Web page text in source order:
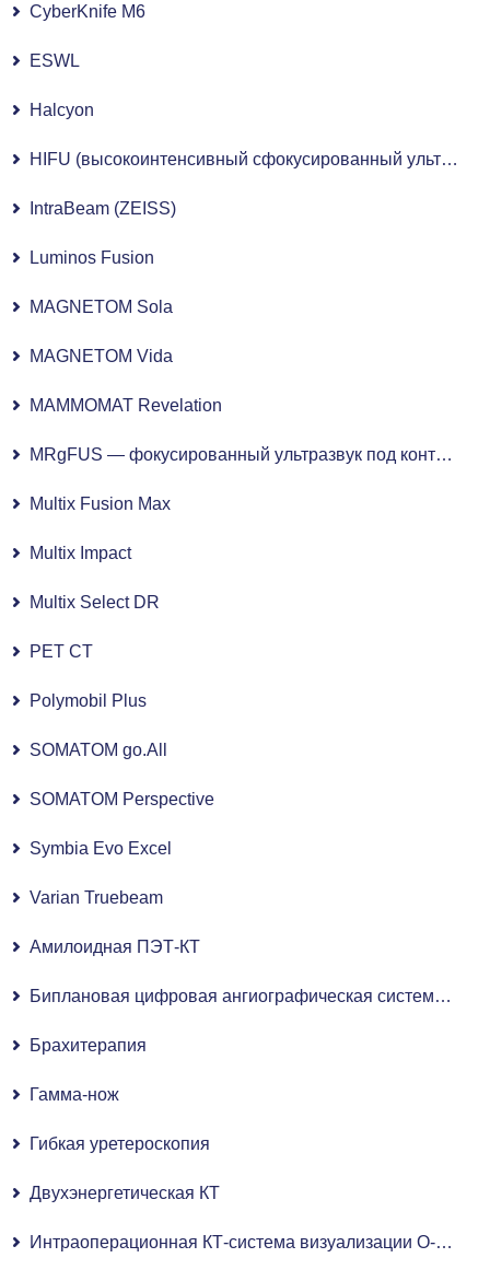
CyberKnife M6
ESWL
Halcyon
HIFU (высокоинтенсивный сфокусированный ультразвук)
IntraBeam (ZEISS)
Luminos Fusion
MAGNETOM Sola
MAGNETOM Vida
MAMMOMAT Revelation
MRgFUS — фокусированный ультразвук под контролем МРТ
Multix Fusion Max
Multix Impact
Multix Select DR
PET CT
Polymobil Plus
SOMATOM go.All
SOMATOM Perspective
Symbia Evo Excel
Varian Truebeam
Амилоидная ПЭТ-КТ
Биплановая цифровая ангиографическая система с плоскопанельным детектором
Брахитерапия
Гамма-нож
Гибкая уретероскопия
Двухэнергетическая КТ
Интраоперационная КТ-система визуализации O-ARM